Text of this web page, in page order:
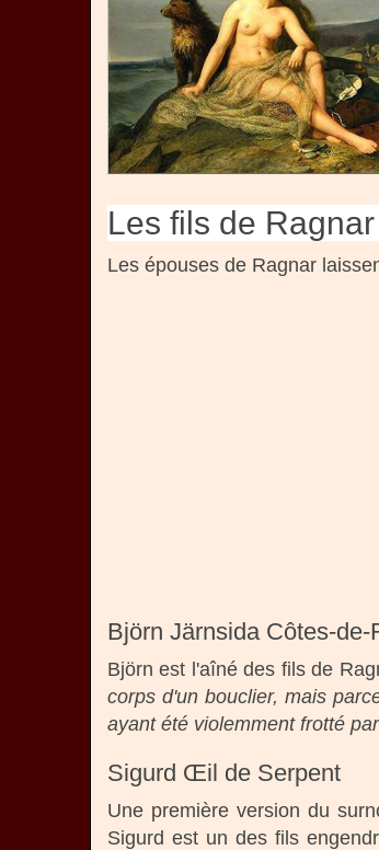
Les fils de
Les épouses de Ragnar
Björn Järnsida Côtes-de-
Björn est l'aîné des fils de
corps d'un bouclier, mais
ayant été violemment frotté
Sigurd Œil de Serpent
Une première version du
Sigurd est un des fils